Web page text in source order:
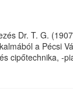
Dr. T. G.
a Pécsi
cipőtechnika, -